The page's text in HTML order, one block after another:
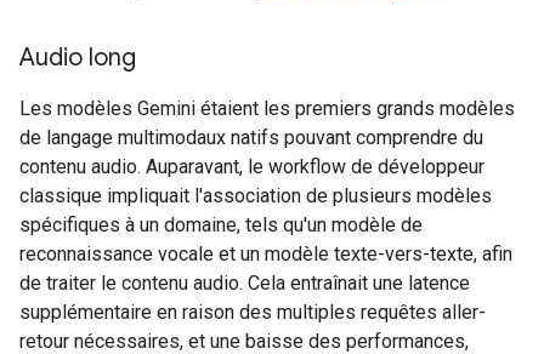
Audio long
Les modèles Gemini étaient les premiers grands modèles
de langage multimodaux natifs pouvant comprendre du
contenu audio. Auparavant, le workflow de développeur
classique impliquait l'association de plusieurs modèles
spécifiques à un domaine, tels qu'un modèle de
reconnaissance vocale et un modèle texte-vers-texte, afin
de traiter le contenu audio. Cela entraînait une latence
supplémentaire en raison des multiples requêtes aller-
retour nécessaires, et une baisse des performances,